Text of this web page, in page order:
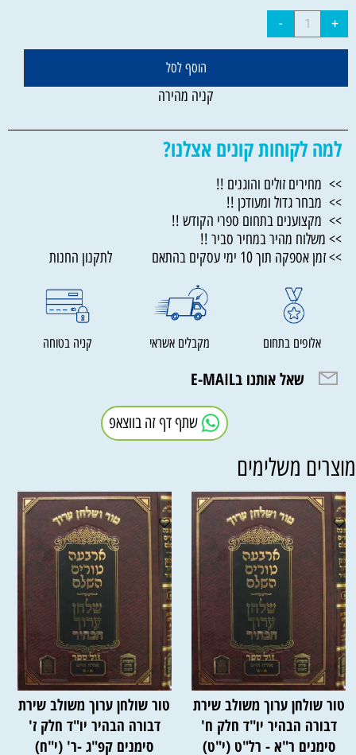
הוסף לסל
קניה מהירה
למה לקוחות קונים אצלנו?
>> מחירים זולים והוגנים !!
>> מבחר גדול ומעודכן !!
>> מקצוענים בתחום ספרי הקודש !!
>> משלוח מהיר במחיר סביר !!
>> זמן אספקה תוך 10 ימי עסקים בהתאם לתקנון החנות
אלופים בתחום מקבלים אשראי קניה בטוחה
שאל אותנו בE-MAIL
שתף דף זה בווצאפ
משלימים
טור שולחן ערוך משולב שירת
דבורה הבהיר יו"ד חלק ח'
סימנים ר"א - רל"ט (י"ט)
טור שולחן ערוך משולב שירת
דבורה הבהיר יו"ד חלק ז'
סימנים קפ"ג -ר' (י"ח)